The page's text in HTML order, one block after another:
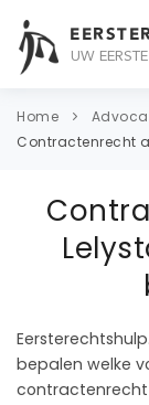
UW
ADVOCAAT
OVER ONS
Home
Contractenrecht
bepalen welke
contractenrecht